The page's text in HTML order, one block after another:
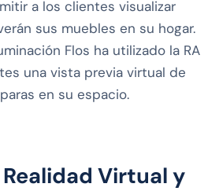
a los clientes visualizar
sus muebles en su hogar.
Flos ha utilizado la RA
una vista previa virtual de
en su espacio.
Virtual y